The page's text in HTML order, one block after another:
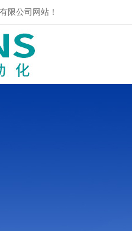
限公司网站！